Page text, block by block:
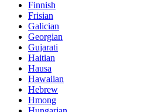
Finnish
Frisian
Galician
Georgian
Gujarati
Haitian
Hausa
Hawaiian
Hebrew
Hmong